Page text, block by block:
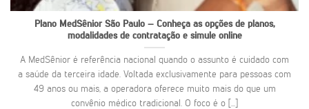
Plano MedSênior São Paulo – Conheça as opções de planos,
modalidades de contratação e simule online
A MedSênior é referência nacional quando o assunto é cuidado com
a saúde da terceira idade. Voltada exclusivamente para pessoas com
49 anos ou mais, a operadora oferece muito mais do que um
convênio médico tradicional. O foco é o [...]